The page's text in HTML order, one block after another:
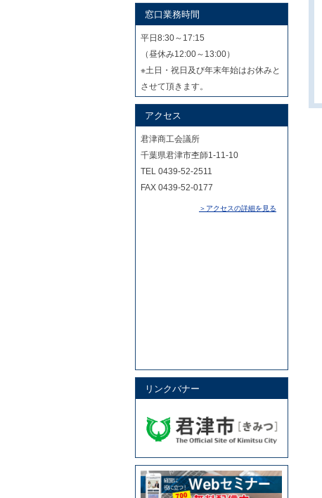
窓口業務時間
平日8:30～17:15
（昼休み12:00～13:00）
※土日・祝日及び年末年始はお休みと
させて頂きます。
アクセス
君津商工会議所
千葉県君津市杢師1-11-10
TEL 0439-52-2511
FAX 0439-52-0177
＞アクセスの詳細を見る
リンクバナー